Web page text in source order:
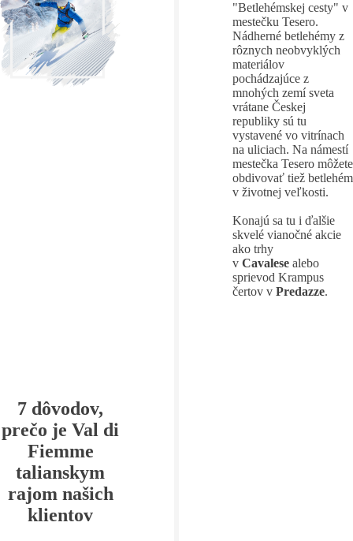
"Betlehémskej cesty" v
mestečku Tesero.
Nádherné betlehémy z
rôznych neobvyklých
materiálov
pochádzajúce z
mnohých zemí sveta
vrátane Českej
republiky sú tu
vystavené vo vitrínach
na uliciach. Na námestí
mestečka Tesero môžete
obdivovať tiež betlehém
v životnej veľkosti.
Konajú sa tu i ďalšie
skvelé vianočné akcie
ako trhy
v Cavalese alebo
sprievod Krampus
čertov v Predazze.
7 dôvodov,
prečo je Val di
Fiemme
talianskym
rajom našich
klientov